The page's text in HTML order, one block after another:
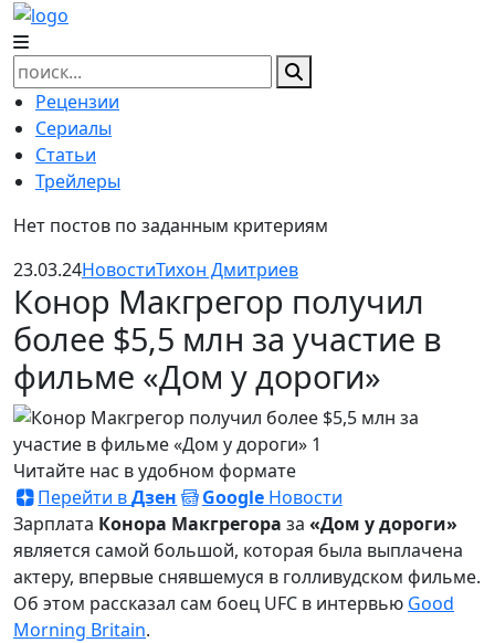
Skip
to
content
Найти:
Рецензии
Сериалы
Статьи
Трейлеры
Нет постов по заданным критериям
23.03.24НовостиТихон Дмитриев
Конор Макгрегор получил
более $5,5 млн за участие в
фильме «Дом у дороги»
Читайте нас в удобном формате
Перейти вДзен GoogleНовости
Зарплата Конора Макгрегора за «Дом у дороги»
является самой большой, которая была выплачена
актеру, впервые снявшемуся в голливудском фильме.
Об этом рассказал сам боец UFC в интервью Good
Morning Britain.